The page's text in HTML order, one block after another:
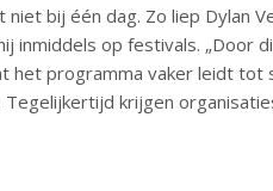
bij één dag. Zo liep Dylan
inmiddels op festivals. „Door
het programma vaker leidt tot
krijgen